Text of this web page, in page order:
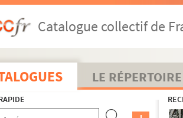
Catalogue collectif de
LE RÉPERTOIRE